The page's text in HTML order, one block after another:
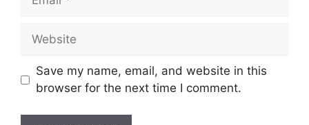
Website
Save my name, email, and website in this
browser for the next time I comment.